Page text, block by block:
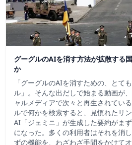
グーグルのAIを消す方法が拡散する
か
「グーグルのAIを消すための、とて
ル」。そんな出だしで始まる動画が
ャルメディアで次々と再生されてい
ルで何かを検索すると、見慣れたリン
AI「ジェミニ」が生成した要約がま
になった。多くの利用者はそれを消
ずの機能を、わざわざ手間をかけて